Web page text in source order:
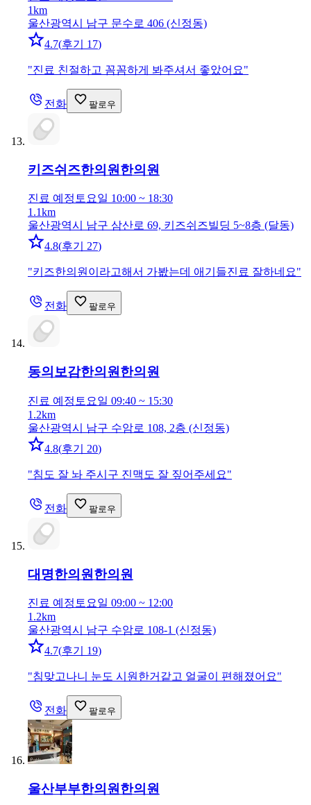
1km
울산광역시 남구 문수로 406 (신정동)
4.7(후기 17)
"진료 친절하고 꼼꼼하게 봐주셔서 좋았어요"
전화 팔로우
키즈쉬즈한의원 한의원
진료 예정 토요일 10:00 ~ 18:30
1.1km
울산광역시 남구 삼산로 69, 키즈쉬즈빌딩 5~8층 (달동)
4.8(후기 27)
"키즈한의원이라고해서 가봢는데 애기들진료 잘하네요"
전화 팔로우
동의보감한의원 한의원
진료 예정 토요일 09:40 ~ 15:30
1.2km
울산광역시 남구 수암로 108, 2층 (신정동)
4.8(후기 20)
"침도 잘 놔 주시구 진맥도 잘 짚어주세요"
전화 팔로우
대명한의원 한의원
진료 예정 토요일 09:00 ~ 12:00
1.2km
울산광역시 남구 수암로 108-1 (신정동)
4.7(후기 19)
"침맞고나니 눈도 시원한거같고 얼굴이 편해졌어요"
전화 팔로우
울산부부한의원 한의원